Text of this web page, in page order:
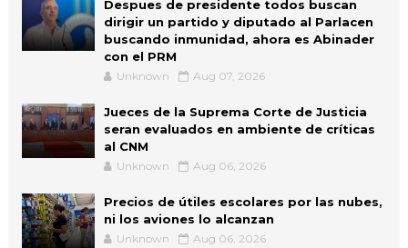
Despues de presidente todos buscan
dirigir un partido y diputado al Parlacen
buscando inmunidad, ahora es Abinader
con el PRM
Unknown Aug 07, 2026
Jueces de la Suprema Corte de Justicia
seran evaluados en ambiente de críticas
al CNM
Unknown Aug 06, 2026
Precios de útiles escolares por las nubes,
ni los aviones lo alcanzan
Unknown Aug 06, 2026